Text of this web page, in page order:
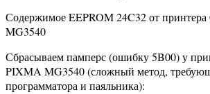
Содержимое EEPROM 24C32 от принтера
MG3540
Сбрасываем памперс (ошибку 5B00) у
PIXMA MG3540 (сложный метод,
программатора и паяльника):